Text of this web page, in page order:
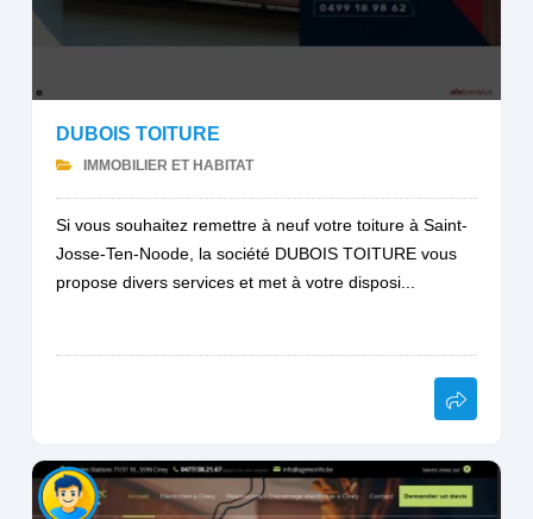
DUBOIS TOITURE
IMMOBILIER ET HABITAT
Si vous souhaitez remettre à neuf votre toiture à Saint-
Josse-Ten-Noode, la société DUBOIS TOITURE vous
propose divers services et met à votre disposi...